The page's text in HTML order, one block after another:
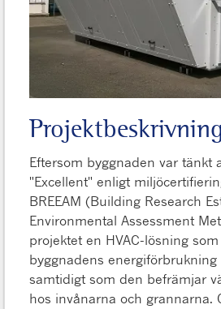
Eftersom byggnaden var tänkt
"Excellent" enligt
BREEAM (Building Research
Environmental Assessment
projektet en HVAC-lösning
byggnadens
samtidigt som den befrämjar
hos invånarna och grannarna.